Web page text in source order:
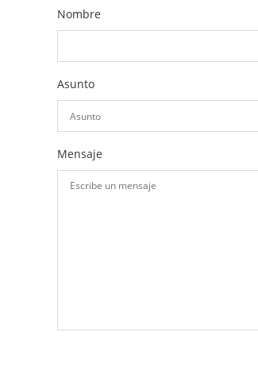
Nombre
Asunto
Mensaje